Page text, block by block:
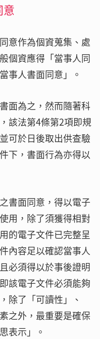
意
意作為個資蒐集、處
個資應得「當事人同
事人書面同意」。
面為之，然而隨著科
該法第4條第2項即規
可於日後取出供查驗
下，書面行為亦得以
書面同意，得以電子
用，除了須獲得相對
的電子文件已完整呈
內容足以確認當事人
必須得以於事後證明
該電子文件必須能夠
除了「可讀性」、
之外，最重要是確保
表示」。